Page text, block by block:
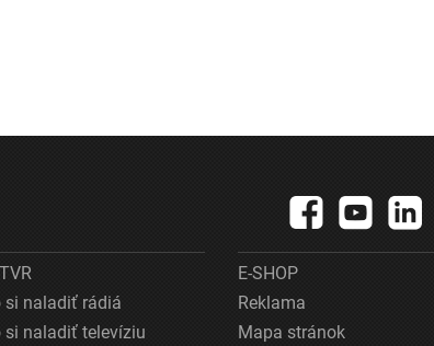
si naladiť rádiá
si naladiť televíziu
E-SHOP
Reklama
Mapa stránok